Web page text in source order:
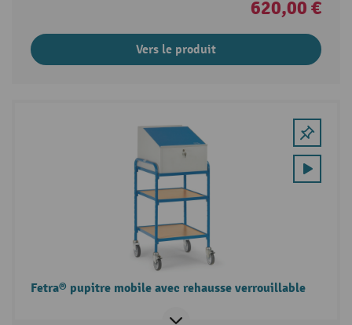
620,00 €
Vers le produit
Fetra® pupitre mobile avec rehausse verrouillable